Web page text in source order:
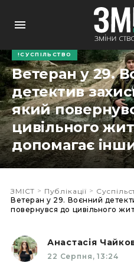
СУСПІЛЬСТВО
Ветеран у 29.
детектив
який
цивільного
допомагає
ЗМІСТ > Публікації >
Ветеран у 29. Воєнний
повернувся до цивільного
Анастасія
22 Серпня, 13:24